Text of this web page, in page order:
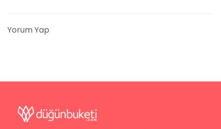
Yorum Yap